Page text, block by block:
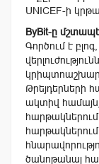
UNICEF-ի
ByBit-ը
Գործում է
Թրեյդերների
ակտիվ
ծանոթանալ